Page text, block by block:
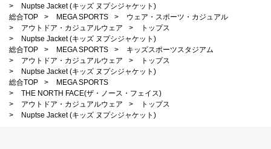
>
Nuptse Jacket (キッズ ヌプシジャケット)
総合TOP
> MEGA SPORTS >
ウェア・スポーツ・カジュアル
>
アウトドア・カジュアルウェア >
トップス
>
Nuptse Jacket (キッズ ヌプシジャケット)
総合TOP
> MEGA SPORTS >
キッズスポーツスタジアム
>
アウトドア・カジュアルウェア >
トップス
>
Nuptse Jacket (キッズ ヌプシジャケット)
総合TOP
>
MEGA SPORTS
>
THE NORTH FACE(ザ・ノース・フェイス)
>
アウトドア・カジュアルウェア >
トップス
>
Nuptse Jacket (キッズ ヌプシジャケット)